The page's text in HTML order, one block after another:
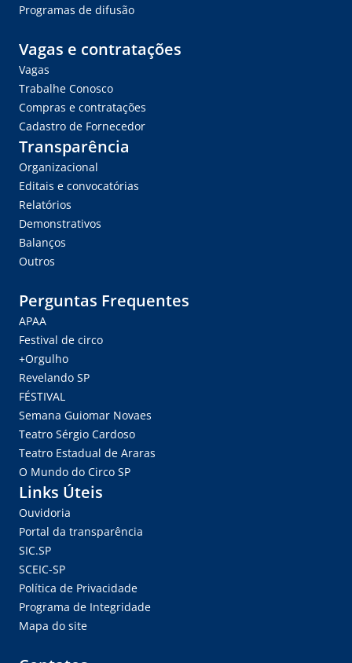
Programas de difusão
Vagas e contratações
Vagas
Trabalhe Conosco
Compras e contratações
Cadastro de Fornecedor
Transparência
Organizacional
Editais e convocatórias
Relatórios
Demonstrativos
Balanços
Outros
Perguntas Frequentes
APAA
Festival de circo
+Orgulho
Revelando SP
FÉSTIVAL
Semana Guiomar Novaes
Teatro Sérgio Cardoso
Teatro Estadual de Araras
O Mundo do Circo SP
Links Úteis
Ouvidoria
Portal da transparência
SIC.SP
SCEIC-SP
Política de Privacidade
Programa de Integridade
Mapa do site